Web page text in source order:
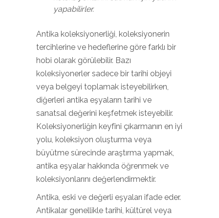
yapabilirler.
Antika koleksiyonerliği, koleksiyonerin
tercihlerine ve hedeflerine göre farklı bir
hobi olarak görülebilir. Bazı
koleksiyonerler sadece bir tarihi objeyi
veya belgeyi toplamak isteyebilirken,
diğerleri antika eşyaların tarihi ve
sanatsal değerini keşfetmek isteyebilir.
Koleksiyonerliğin keyfini çıkarmanın en iyi
yolu, koleksiyon oluşturma veya
büyütme sürecinde araştırma yapmak,
antika eşyalar hakkında öğrenmek ve
koleksiyonlarını değerlendirmektir.
Antika, eski ve değerli eşyaları ifade eder.
Antikalar genellikle tarihi, kültürel veya